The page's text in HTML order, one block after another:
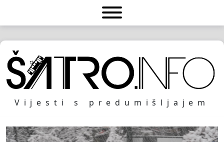
Vijesti s predumišljajem